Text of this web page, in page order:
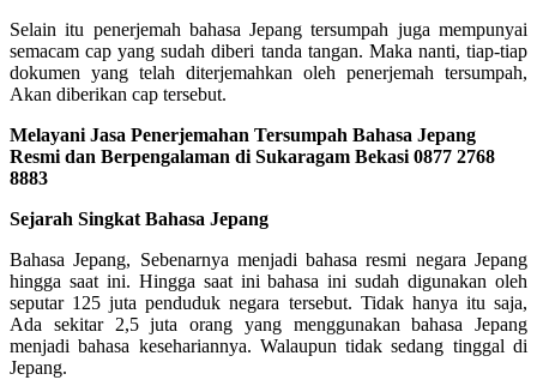
Selain itu penerjemah bahasa Jepang tersumpah juga mempunyai
semacam cap yang sudah diberi tanda tangan. Maka nanti, tiap-tiap
dokumen yang telah diterjemahkan oleh penerjemah tersumpah,
Akan diberikan cap tersebut.
Melayani Jasa Penerjemahan Tersumpah Bahasa Jepang
Resmi dan Berpengalaman di Sukaragam Bekasi 0877 2768
8883
Sejarah Singkat Bahasa Jepang
Bahasa Jepang, Sebenarnya menjadi bahasa resmi negara Jepang
hingga saat ini. Hingga saat ini bahasa ini sudah digunakan oleh
seputar 125 juta penduduk negara tersebut. Tidak hanya itu saja,
Ada sekitar 2,5 juta orang yang menggunakan bahasa Jepang
menjadi bahasa kesehariannya. Walaupun tidak sedang tinggal di
Jepang.